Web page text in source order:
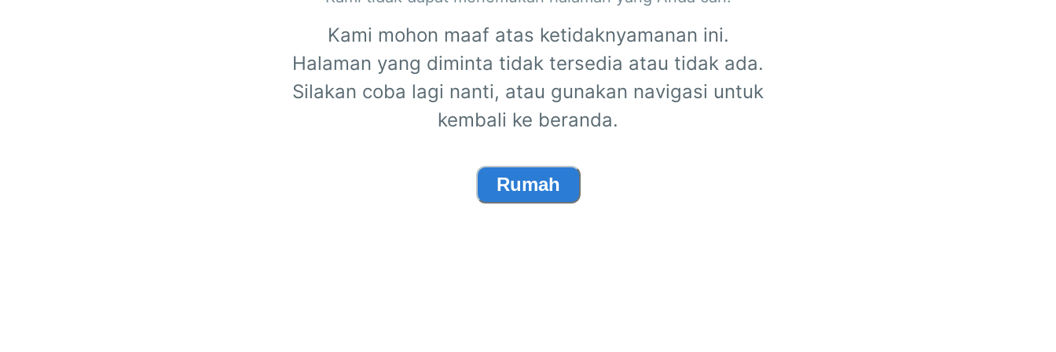
Kami mohon maaf atas ketidaknyamanan ini.
Halaman yang diminta tidak tersedia atau tidak ada.
Silakan coba lagi nanti, atau gunakan navigasi untuk
kembali ke beranda.
Rumah